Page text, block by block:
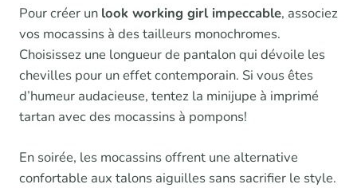
Pour créer un look working girl impeccable, associez
vos mocassins à des tailleurs monochromes.
Choisissez une longueur de pantalon qui dévoile les
chevilles pour un effet contemporain. Si vous êtes
d’humeur audacieuse, tentez la minijupe à imprimé
tartan avec des mocassins à pompons!
En soirée, les mocassins offrent une alternative
confortable aux talons aiguilles sans sacrifier le style.